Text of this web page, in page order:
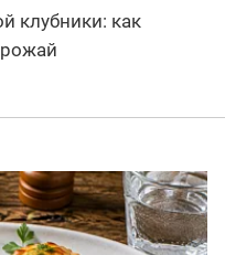
клубники: как